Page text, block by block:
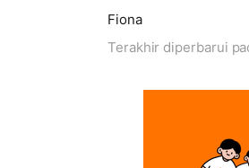
Fiona
Terakhir diperbarui